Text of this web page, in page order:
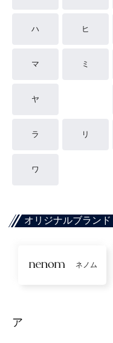
ハ ヒ
マ ミ
ヤ
ラ リ
ワ
オリジナルブランド
ネノム
ア